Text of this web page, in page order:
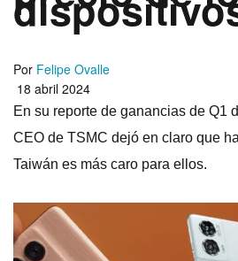
Por Felipe Ovalle
18 abril 2024
En su reporte de ganancias de Q1
CEO de TSMC dejó en claro que
Taiwán es más caro para ellos.